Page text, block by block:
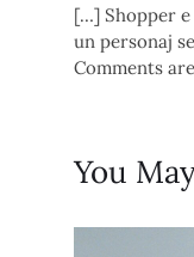
[…] Shopper
un personaj
Comments
You